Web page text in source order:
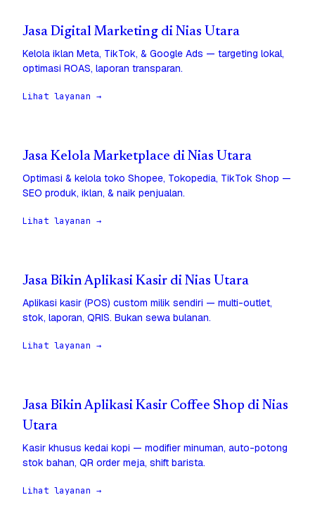
Jasa Digital Marketing di Nias Utara
Kelola iklan Meta, TikTok, & Google Ads — targeting lokal,
optimasi ROAS, laporan transparan.
Lihat layanan →
Jasa Kelola Marketplace di Nias Utara
Optimasi & kelola toko Shopee, Tokopedia, TikTok Shop —
SEO produk, iklan, & naik penjualan.
Lihat layanan →
Jasa Bikin Aplikasi Kasir di Nias Utara
Aplikasi kasir (POS) custom milik sendiri — multi-outlet,
stok, laporan, QRIS. Bukan sewa bulanan.
Lihat layanan →
Jasa Bikin Aplikasi Kasir Coffee Shop di Nias
Utara
Kasir khusus kedai kopi — modifier minuman, auto-potong
stok bahan, QR order meja, shift barista.
Lihat layanan →